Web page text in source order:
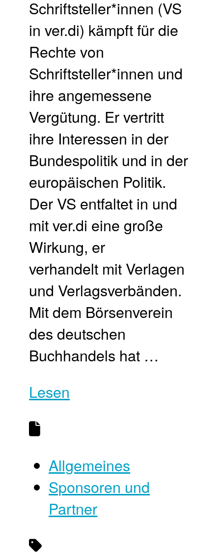
Schriftsteller*innen (VS
in ver.di) kämpft für die
Rechte von
Schriftsteller*innen und
ihre angemessene
Vergütung. Er vertritt
ihre Interessen in der
Bundespolitik und in der
europäischen Politik.
Der VS entfaltet in und
mit ver.di eine große
Wirkung, er
verhandelt mit Verlagen
und Verlagsverbänden.
Mit dem Börsenverein
des deutschen
Buchhandels hat …
Lesen
Allgemeines
Sponsoren und
Partner